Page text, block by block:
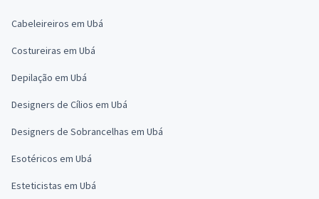
Cabeleireiros em Ubá
Costureiras em Ubá
Depilação em Ubá
Designers de Cílios em Ubá
Designers de Sobrancelhas em Ubá
Esotéricos em Ubá
Esteticistas em Ubá